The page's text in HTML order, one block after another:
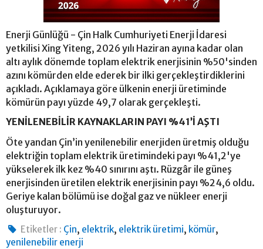
Enerji Günlüğü - Çin Halk Cumhuriyeti Enerji İdaresi
yetkilisi Xing Yiteng, 2026 yılı Haziran ayına kadar olan
altı aylık dönemde toplam elektrik enerjisinin %50'sinden
azını kömürden elde ederek bir ilki gerçekleştirdiklerini
açıkladı. Açıklamaya göre ülkenin enerji üretiminde
kömürün payı yüzde 49,7 olarak gerçekleşti.
YENİLENEBİLİR KAYNAKLARIN PAYI %41’İ AŞTI
Öte yandan Çin’in yenilenebilir enerjiden üretmiş olduğu
elektriğin toplam elektrik üretimindeki payı %41,2'ye
yükselerek ilk kez %40 sınırını aştı. Rüzgâr ile güneş
enerjisinden üretilen elektrik enerjisinin payı %24,6 oldu.
Geriye kalan bölümü ise doğal gaz ve nükleer enerji
oluşturuyor.
Etiketler : Çin, elektrik, elektrik üretimi, kömür,
yenilenebilir enerji